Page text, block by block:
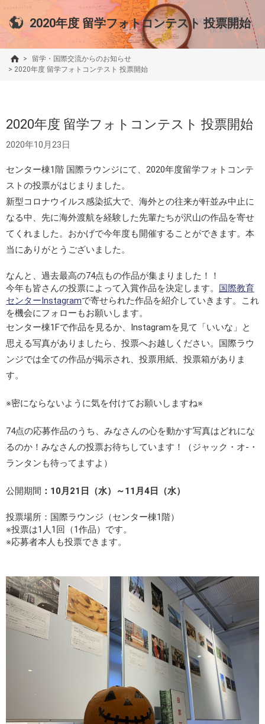
2020年度 留学フォトコンテスト 投票開始
>
留学・国際交流からのお知らせ
> 2020年度 留学フォトコンテスト 投票開始
2020年度 留学フォトコンテスト 投票開始
2020年10月23日
センター棟1階 国際ラウンジにて、2020年度留学フォトコンテ
ストの投票がはじまりました。
新型コロナウイルス感染拡大で、海外との往来が軒並み中止に
なる中、先に海外渡航を経験した先輩たちが沢山の作品を寄せ
てくれました。おかげで今年度も開催することができます。本
当にありがとうございました。
なんと、過去最高の74点もの作品が集まりました！！
今年も皆さんの投票によって入賞作品を決定します。 国際教育
センターInstagramで寄せられた作品を紹介していきます。これ
を機会にフォローもお願いします。
センター棟1Fで作品を見るか、Instagramを見て「いいな」と
思える写真がありましたら、投票へお越しください。国際ラウ
ンジでは全ての作品が掲示され、投票用紙、投票箱がありま
す。
※密にならないように気を付けてお願いしますね※
74点の応募作品のうち、みなさんの心を動かす写真はどれにな
るのか！みなさんの投票お待ちしています！（ジャック・オ-・
ランタンも待ってますよ）
公開期間 ：10月21日（水）～11月4日（水）
投票場所：国際ラウンジ（センター棟1階）
※投票は1人1回（1作品）です。
※応募者本人も投票できます。